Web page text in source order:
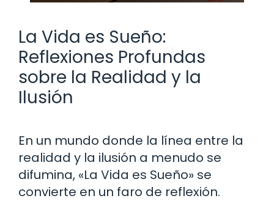
La Vida es Sueño:
Reflexiones Profundas
sobre la Realidad y la
Ilusión
En un mundo donde la línea entre la
realidad y la ilusión a menudo se
difumina, «La Vida es Sueño» se
convierte en un faro de reflexión.